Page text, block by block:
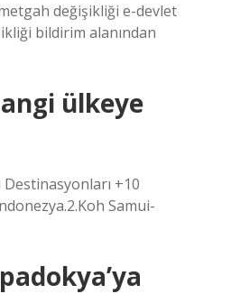
değişikliği e-devlet
bildirim alanından
ülkeye
Destinasyonları +10
Samui-